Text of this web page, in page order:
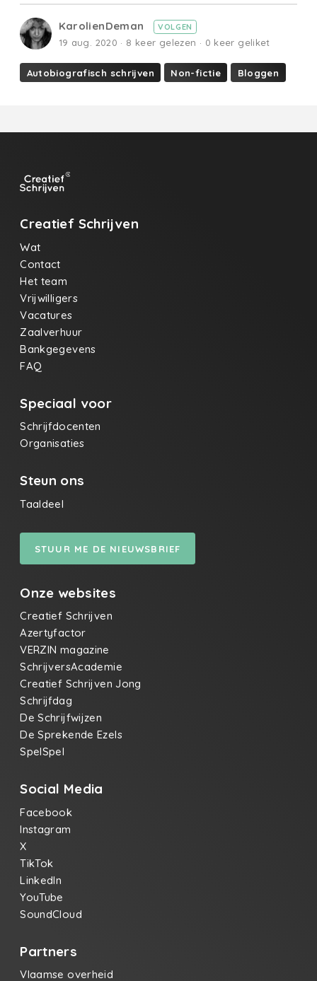
KarolienDeman VOLGEN
19 aug. 2020 · 8 keer gelezen · 0 keer geliket
Autobiografisch schrijven Non-fictie Bloggen
Creatief Schrijven
Wat
Contact
Het team
Vrijwilligers
Vacatures
Zaalverhuur
Bankgegevens
FAQ
Speciaal voor
Schrijfdocenten
Organisaties
Steun ons
Taaldeel
STUUR ME DE NIEUWSBRIEF
Onze websites
Creatief Schrijven
Azertyfactor
VERZIN magazine
SchrijversAcademie
Creatief Schrijven Jong
Schrijfdag
De Schrijfwijzen
De Sprekende Ezels
SpelSpel
Social Media
Facebook
Instagram
X
TikTok
LinkedIn
YouTube
SoundCloud
Partners
Vlaamse overheid